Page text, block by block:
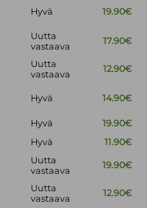
Hyvä 19.90€
Uutta
vastaava
17.90€
Uutta
vastaava
12.90€
Hyvä 14.90€
Hyvä
19.90€
Hyvä 11.90€
Uutta
vastaava
19.90€
Uutta
vastaava
12.90€